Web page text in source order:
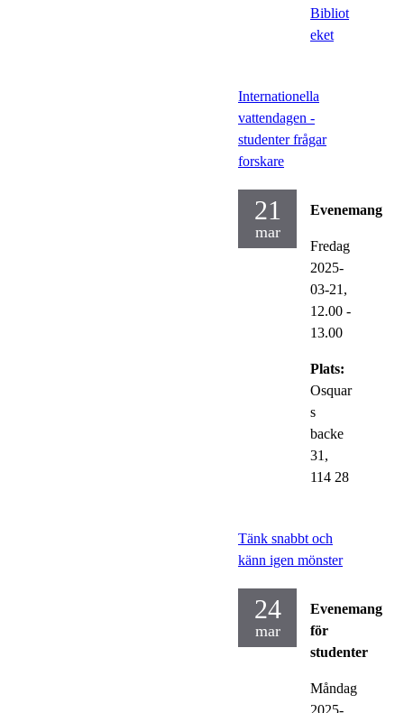
Bibliot
eket
Internationella
vattendagen -
studenter frågar
forskare
21
mar
Evenemang
Fredag
2025-
03-21,
12.00 -
13.00
Plats:
Osquar
s
backe
31,
114 28
Tänk snabbt och
känn igen mönster
24
mar
Evenemang
för
studenter
Måndag
2025-